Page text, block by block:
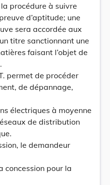
procédure à suivre
d’aptitude; une
sera accordée aux
titre sanctionnant une
faisant l’objet de
permet de procéder
de dépannage,
électriques à moyenne
de distribution
le demandeur
concession pour la